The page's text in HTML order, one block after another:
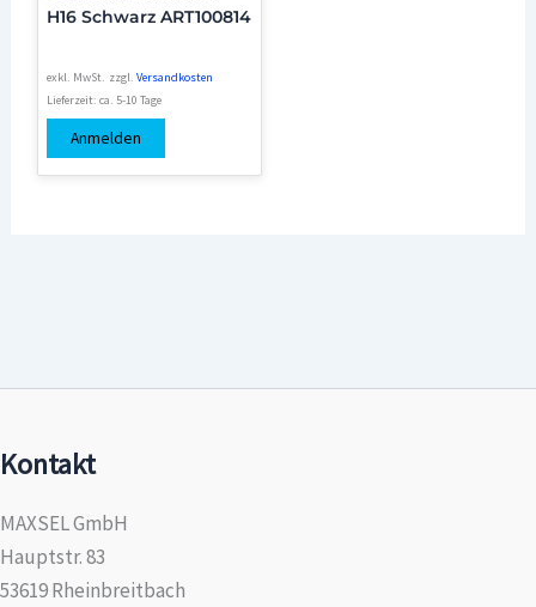
H16 Schwarz ART100814
exkl. MwSt. zzgl.Versandkosten
Lieferzeit:ca. 5-10 Tage
Anmelden
Kontakt
MAXSEL GmbH
Hauptstr. 83
53619 Rheinbreitbach